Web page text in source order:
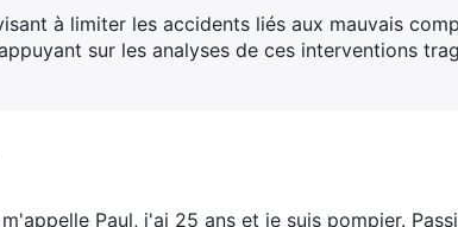
à limiter les accidents liés aux mauvais
sur les analyses de ces interventions
Paul, j'ai 25 ans et je suis pompier.